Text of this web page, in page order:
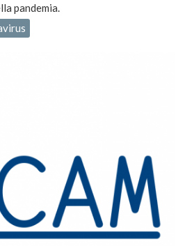
pandemia.